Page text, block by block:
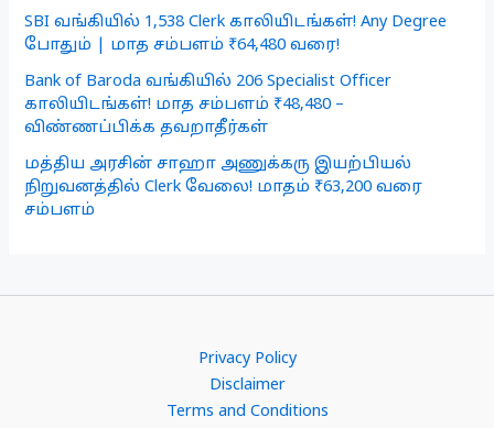
SBI வங்கியில் 1,538 Clerk காலியிடங்கள்! Any Degree
போதும் | மாத சம்பளம் ₹64,480 வரை!
Bank of Baroda வங்கியில் 206 Specialist Officer
காலியிடங்கள்! மாத சம்பளம் ₹48,480 –
விண்ணப்பிக்க தவறாதீர்கள்
மத்திய அரசின் சாஹா அணுக்கரு இயற்பியல்
நிறுவனத்தில் Clerk வேலை! மாதம் ₹63,200 வரை
சம்பளம்
Privacy Policy
Disclaimer
Terms and Conditions